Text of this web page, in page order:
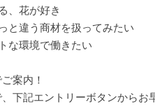
、花が好き
と違う商材を扱ってみたい
な環境で働きたい
案内！
下記エントリーボタンからお